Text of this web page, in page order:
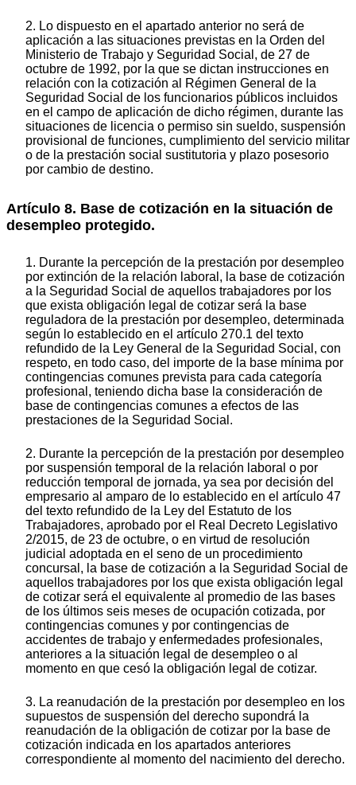
2. Lo dispuesto en el apartado anterior no será de
aplicación a las situaciones previstas en la Orden del
Ministerio de Trabajo y Seguridad Social, de 27 de
octubre de 1992, por la que se dictan instrucciones en
relación con la cotización al Régimen General de la
Seguridad Social de los funcionarios públicos incluidos
en el campo de aplicación de dicho régimen, durante las
situaciones de licencia o permiso sin sueldo, suspensión
provisional de funciones, cumplimiento del servicio militar
o de la prestación social sustitutoria y plazo posesorio
por cambio de destino.
Artículo 8. Base de cotización en la situación de
desempleo protegido.
1. Durante la percepción de la prestación por desempleo
por extinción de la relación laboral, la base de cotización
a la Seguridad Social de aquellos trabajadores por los
que exista obligación legal de cotizar será la base
reguladora de la prestación por desempleo, determinada
según lo establecido en el artículo 270.1 del texto
refundido de la Ley General de la Seguridad Social, con
respeto, en todo caso, del importe de la base mínima por
contingencias comunes prevista para cada categoría
profesional, teniendo dicha base la consideración de
base de contingencias comunes a efectos de las
prestaciones de la Seguridad Social.
2. Durante la percepción de la prestación por desempleo
por suspensión temporal de la relación laboral o por
reducción temporal de jornada, ya sea por decisión del
empresario al amparo de lo establecido en el artículo 47
del texto refundido de la Ley del Estatuto de los
Trabajadores, aprobado por el Real Decreto Legislativo
2/2015, de 23 de octubre, o en virtud de resolución
judicial adoptada en el seno de un procedimiento
concursal, la base de cotización a la Seguridad Social de
aquellos trabajadores por los que exista obligación legal
de cotizar será el equivalente al promedio de las bases
de los últimos seis meses de ocupación cotizada, por
contingencias comunes y por contingencias de
accidentes de trabajo y enfermedades profesionales,
anteriores a la situación legal de desempleo o al
momento en que cesó la obligación legal de cotizar.
3. La reanudación de la prestación por desempleo en los
supuestos de suspensión del derecho supondrá la
reanudación de la obligación de cotizar por la base de
cotización indicada en los apartados anteriores
correspondiente al momento del nacimiento del derecho.